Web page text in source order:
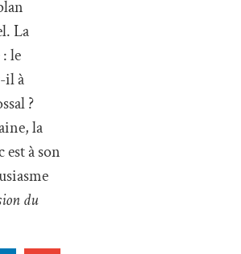
La
le
il à
?
la
à son
du